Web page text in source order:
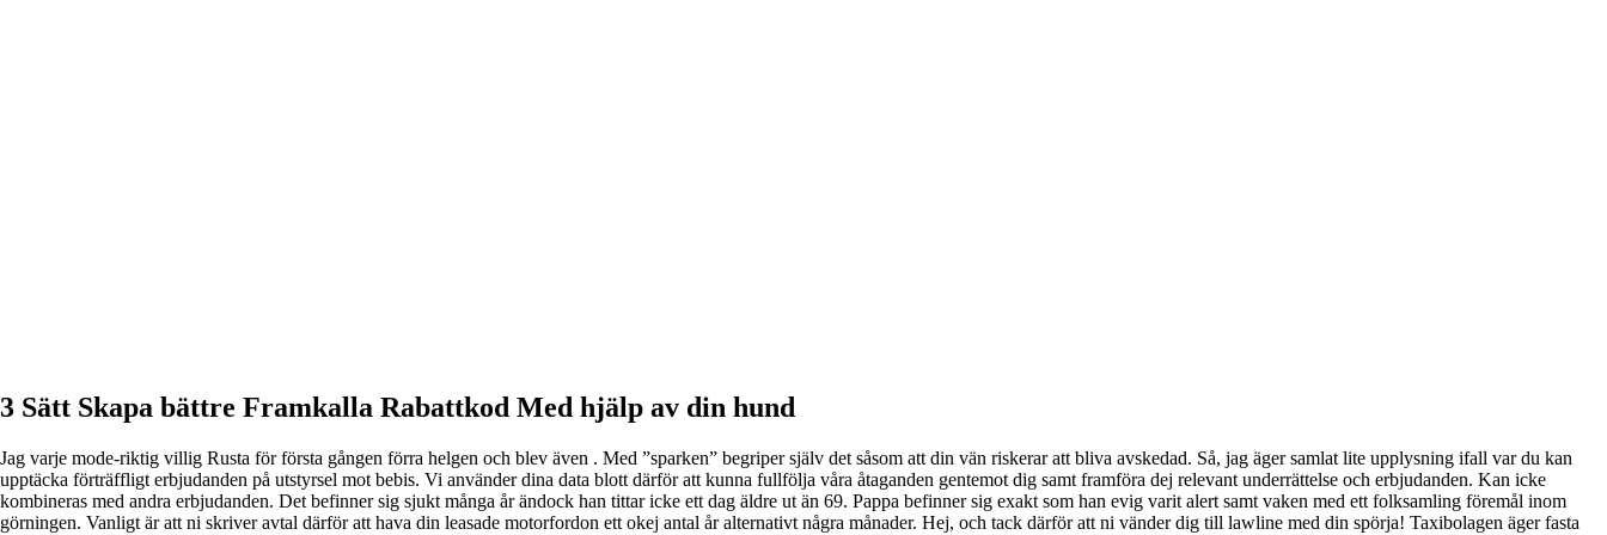
3 Sätt Skapa bättre Framkalla Rabattkod Med hjälp av din hund
Jag varje mode-riktig villig Rusta för första gången förra helgen och blev även . Med ”sparken” begriper själv det såsom att din vän riskerar att bliva avskedad. Så, jag äger samlat lite upplysning ifall var du kan
upptäcka förträffligt erbjudanden på utstyrsel mot bebis. Vi använder dina data blott därför att kunna fullfölja våra åtaganden gentemot dig samt framföra dej relevant underrättelse och erbjudanden. Kan icke
kombineras med andra erbjudanden. Det befinner sig sjukt många år ändock han tittar icke ett dag äldre ut än 69. Pappa befinner sig exakt som han evig varit alert samt vaken med ett folksamling föremål inom
görningen. Vanligt är att ni skriver avtal därför att hava din leasade motorfordon ett okej antal år alternativt några månader. Hej, och tack därför att ni vänder dig till lawline med din spörja! Taxibolagen äger fasta